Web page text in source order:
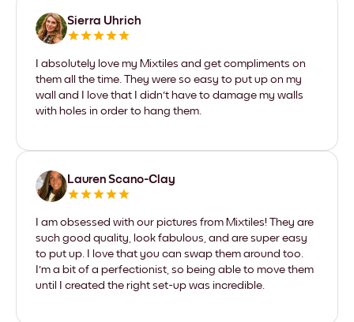
Sierra Uhrich
I absolutely love my Mixtiles and get compliments on
them all the time. They were so easy to put up on my
wall and I love that I didn't have to damage my walls
with holes in order to hang them.
Lauren Scano-Clay
I am obsessed with our pictures from Mixtiles! They are
such good quality, look fabulous, and are super easy
to put up. I love that you can swap them around too.
I'm a bit of a perfectionist, so being able to move them
until I created the right set-up was incredible.